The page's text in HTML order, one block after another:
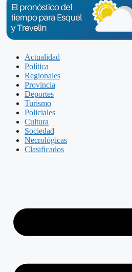
Actualidad
Política
Regionales
Provincia
Deportes
Turismo
Policiales
Cultura
Sociedad
Necrológicas
Clasificados